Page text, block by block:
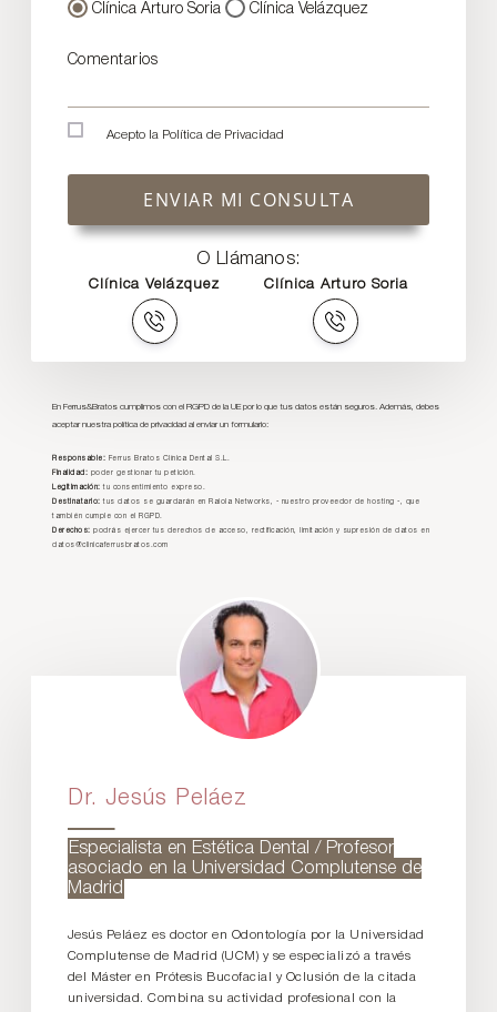
Clínica Arturo Soria Clínica Velázquez
Comentarios
Acepto la Política de Privacidad
ENVIAR MI CONSULTA
O Llámanos:
Clínica Velázquez Clínica Arturo Soria
En Ferrus&Bratos cumplimos con el RGPD de la UE por lo que tus datos están seguros. Además, debes
aceptar nuestra política de privacidad al enviar un formulario:
Responsable: Ferrus Bratos Clínica Dental S.L.
Finalidad: poder gestionar tu petición.
Legitimación: tu consentimiento expreso.
Destinatario: tus datos se guardarán en Raiola Networks, - nuestro proveedor de hosting -, que
también cumple con el RGPD.
Derechos: podrás ejercer tus derechos de acceso, rectificación, limitación y supresión de datos en
datos@clinicaferrusbratos.com
Dr. Jesús Peláez
Especialista en Estética Dental / Profesor
asociado en la Universidad Complutense de
Madrid
Jesús Peláez es doctor en Odontología por la Universidad
Complutense de Madrid (UCM) y se especializó a través
del Máster en Prótesis Bucofacial y Oclusión de la citada
universidad. Combina su actividad profesional con la